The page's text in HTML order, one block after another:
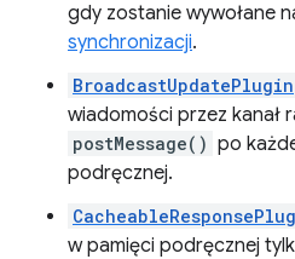
gdy zostanie wywołane
synchronizacji.
BroadcastUpdatePlugin
wiadomości przez kanał
postMessage() po
podręcznej.
w pamięci podręcznej